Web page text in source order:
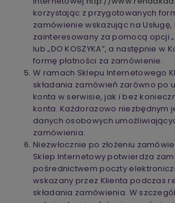
korzystając z przygotowanych
zamówienie wskazując na
zainteresowany za pomocą opcji
lub „DO KOSZYKA”, a następnie w
formę płatności za zamówienie.
W ramach Sklepu Internetowego
składania zamówień zarówno po
konta w serwisie, jak i bez
konta. Każdorazowo niezbędnym
danych osobowych
zamówienia.
Niezwłocznie po złożeniu
Sklep Internetowy potwierdza
pośrednictwem poczty
wskazany przez Klienta podczas
składania zamówienia. W